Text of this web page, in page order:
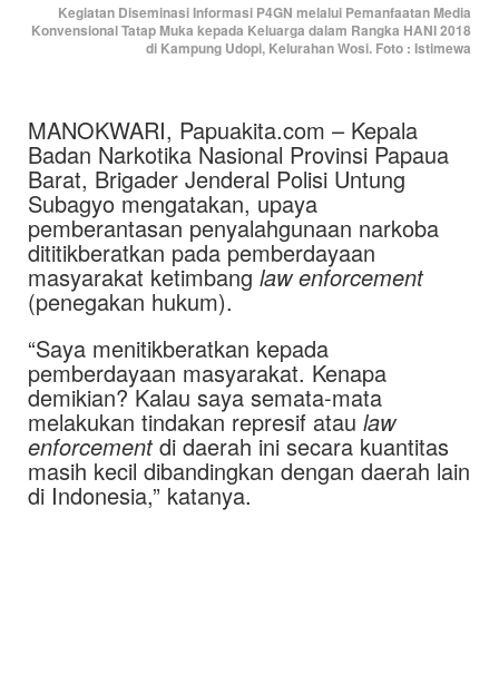
Kegiatan Diseminasi Informasi P4GN melalui Pemanfaatan Media
Konvensional Tatap Muka kepada Keluarga dalam Rangka HANI 2018
di Kampung Udopi, Kelurahan Wosi. Foto : Istimewa
MANOKWARI, Papuakita.com – Kepala
Badan Narkotika Nasional Provinsi Papaua
Barat, Brigader Jenderal Polisi Untung
Subagyo mengatakan, upaya
pemberantasan penyalahgunaan narkoba
dititikberatkan pada pemberdayaan
masyarakat ketimbang law enforcement
(penegakan hukum).
“Saya menitikberatkan kepada
pemberdayaan masyarakat. Kenapa
demikian? Kalau saya semata-mata
melakukan tindakan represif atau law
enforcementdi daerah ini secara kuantitas
masih kecil dibandingkan dengan daerah lain
di Indonesia,” katanya.